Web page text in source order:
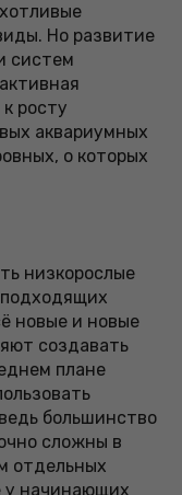
Но развитие
систем
росту
аквариумных
о которых
низкорослые
новые и новые
создавать
плане
большинство
сложны в
отдельных
у начинающих